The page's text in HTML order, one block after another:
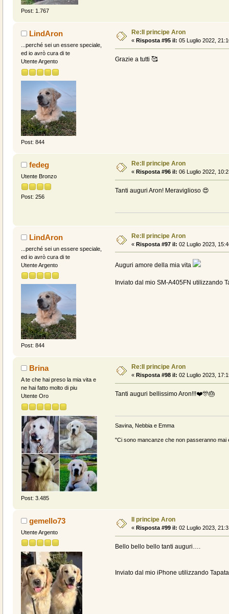
Post: 1.767
LindAron
...perché sei un essere speciale,
ed io avrò cura di te
Utente Argento
Post: 844
Re:Il principe Aron
« Risposta #95 il: 05 Luglio 2022,
Grazie a tutti 🥰
fedeg
Utente Bronzo
Post: 256
Re:Il principe Aron
« Risposta #96 il: 06 Luglio 2022,
Tanti auguri Aron! Meraviglioso 😍
LindAron
...perché sei un essere speciale,
ed io avrò cura di te
Utente Argento
Post: 844
Re:Il principe Aron
« Risposta #97 il: 02 Luglio 2023,
Auguri amore della mia vita
Inviato dal mio SM-A405FN utilizzando
Brina
A te che hai preso la mia vita e
ne hai fatto molto di piu
Utente Oro
Post: 3.485
Re:Il principe Aron
« Risposta #98 il: 02 Luglio 2023,
Tanti auguri bellissimo Aron!!!❤️🎊🎂
Savina, Nebbia e Emma
"Ci sono mancanze che non passeranno
gemello73
Utente Argento
Il principe Aron
« Risposta #99 il: 02 Luglio 2023,
Bello bello bello tanti auguri….
Inviato dal mio iPhone utilizzando